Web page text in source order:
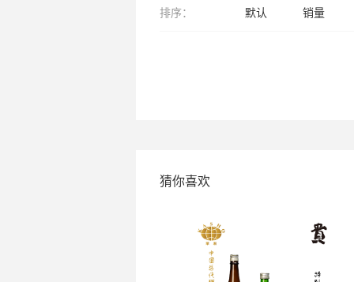
排序： 默认 销量
猜你喜欢